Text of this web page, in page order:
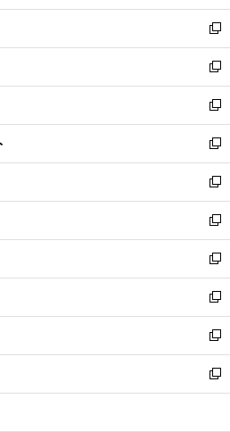
開
く
ウ
で
開
く
ン
ド
ウ
で
開
く
ウ
ィ
ン
ド
ウ
で
開
く
新
し
い
ウ
ィ
ン
ド
ウ
で
開
く
新
し
い
ウ
ィ
ン
ド
ウ
で
開
く
新
し
い
ウ
ィ
ン
ド
ウ
で
開
く
新
し
い
ウ
ィ
ン
ド
ウ
で
開
く
新
し
い
ウ
ィ
ン
ド
ウ
で
開
く
新
し
い
ウ
ィ
ン
ド
ウ
で
開
新
し
い
ウ
ィ
ン
ド
ウ
新
し
い
ウ
ィ
ン
新
し
い
ウ
新
し